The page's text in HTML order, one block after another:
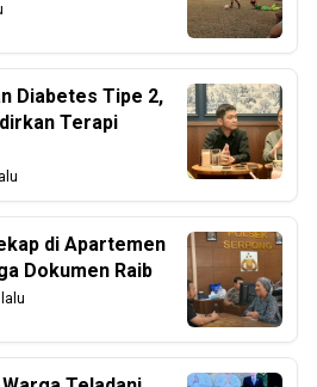
Diabetes Tipe 2,
Terapi
di Apartemen
Dokumen Raib